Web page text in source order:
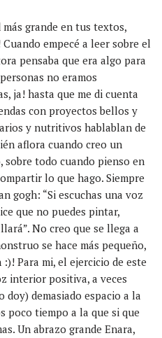
grande en tus textos,
empecé a leer sobre el
pensaba que era algo para
no eramos
ja! hasta que me di cuenta
con proyectos bellos y
y nutritivos hablablan de
aflora cuando creo un
todo cuando pienso en
lo que hago. Siempre
gogh: “Si escuchas una voz
que no puedes pintar,
No creo que se llega a
se hace más pequeño,
Para mi, el ejercicio de este
interior positiva, a veces
doy) demasiado espacio a la
poco tiempo a la que si que
Un abrazo grande Enara,